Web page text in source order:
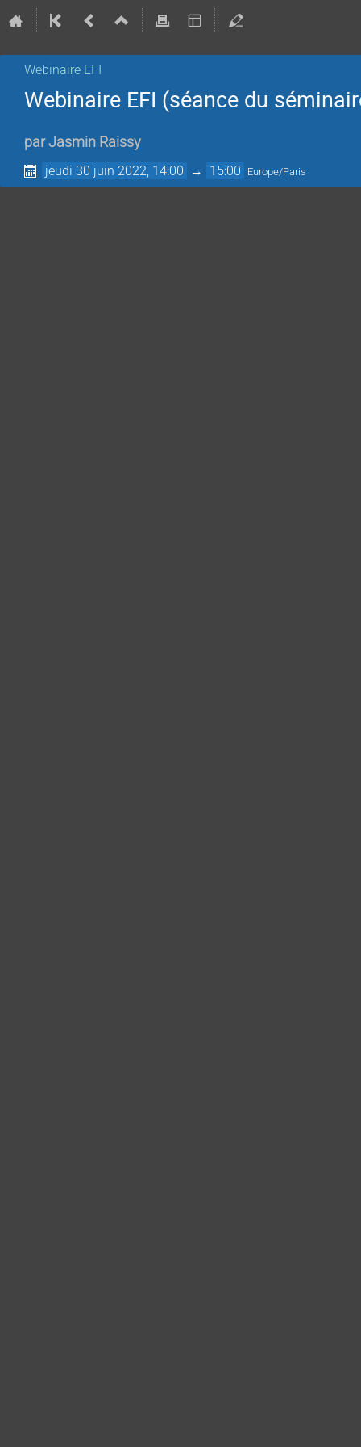
Webinaire EFI
Webinaire EFI (séance du
parJasmin Raissy
jeudi 30 juin 2022, 14:00 → 15:00 Europe/Paris